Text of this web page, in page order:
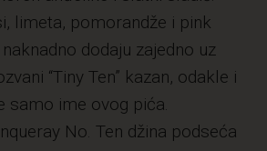
limeta, pomorandže i pink
dodaju zajedno uz
“Tiny Ten” kazan, odakle i
samo ime ovog pića.
No. Ten džina podseća